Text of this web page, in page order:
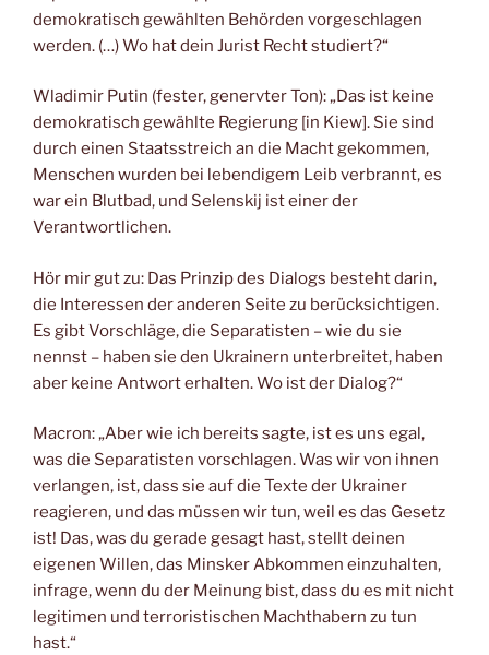
demokratisch gewählten Behörden vorgeschlagen
werden. (…) Wo hat dein Jurist Recht studiert?“
Wladimir Putin (fester, genervter Ton): „Das ist keine
demokratisch gewählte Regierung [in Kiew]. Sie sind
durch einen Staatsstreich an die Macht gekommen,
Menschen wurden bei lebendigem Leib verbrannt, es
war ein Blutbad, und Selenskij ist einer der
Verantwortlichen.
Hör mir gut zu: Das Prinzip des Dialogs besteht darin,
die Interessen der anderen Seite zu berücksichtigen.
Es gibt Vorschläge, die Separatisten – wie du sie
nennst – haben sie den Ukrainern unterbreitet, haben
aber keine Antwort erhalten. Wo ist der Dialog?“
Macron: „Aber wie ich bereits sagte, ist es uns egal,
was die Separatisten vorschlagen. Was wir von ihnen
verlangen, ist, dass sie auf die Texte der Ukrainer
reagieren, und das müssen wir tun, weil es das Gesetz
ist! Das, was du gerade gesagt hast, stellt deinen
eigenen Willen, das Minsker Abkommen einzuhalten,
infrage, wenn du der Meinung bist, dass du es mit nicht
legitimen und terroristischen Machthabern zu tun
hast.“